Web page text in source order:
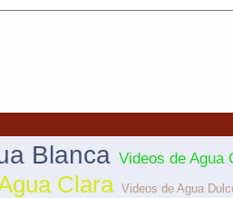
Blanca Videos de Agua
Clara Videos de Agua